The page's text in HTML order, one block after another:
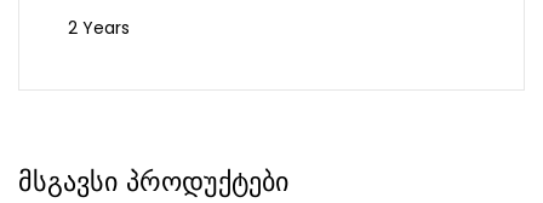
2 Years
მსგავსი პროდუქტები